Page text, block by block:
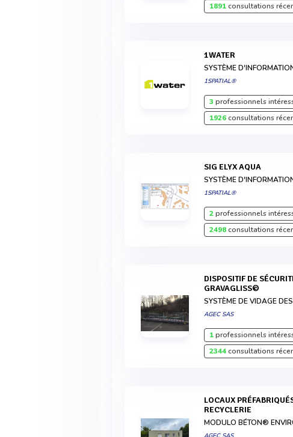
1891consultations
1WATER
SYSTÈME
1SPATIAL®
3 professionnels
1926consultations
SIG ELYX AQUA
SYSTÈME
1SPATIAL®
2professionnels
2498consultations
DISPOSITIF DE SÉCURITÉ POUR QUAI À GRAVATS -
GRAVAGLISS©
SYSTÈME DE VIDAGE
AGEC SAS
1professionnels
2344consultations
LOCAUX PRÉFABRIQUÉS POUR DÉCHETTERIE &
RECYCLERIE
MODULO BÉTON®